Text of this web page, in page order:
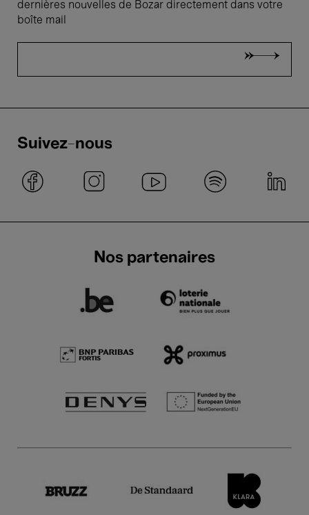
dernières nouvelles de Bozar directement dans votre
boîte mail
Suivez-nous
Nos partenaires